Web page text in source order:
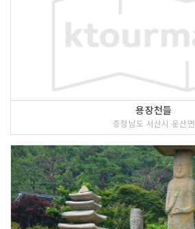
용장천들
충청남도 서산시 운산면